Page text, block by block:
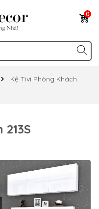
0
Kệ Tivi Phòng Khách